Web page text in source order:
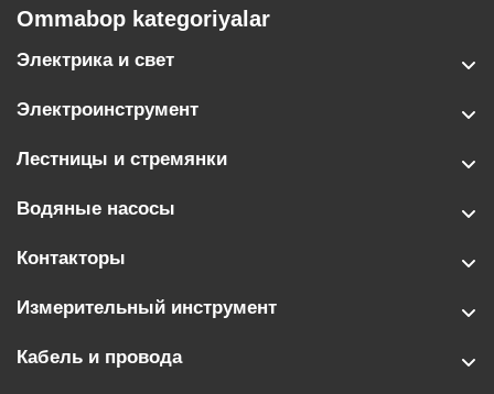
Ommabop kategoriyalar
Электрика и свет
Электроинструмент
Лестницы и стремянки
Водяные насосы
Контакторы
Измерительный инструмент
Кабель и провода